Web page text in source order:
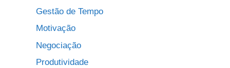
Gestão de Tempo
Motivação
Negociação
Produtividade